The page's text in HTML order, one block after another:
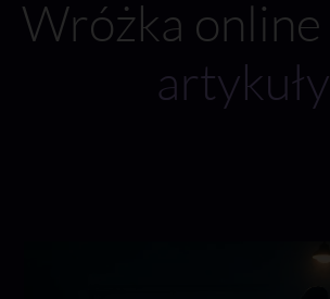
Wróżka online
artykuły